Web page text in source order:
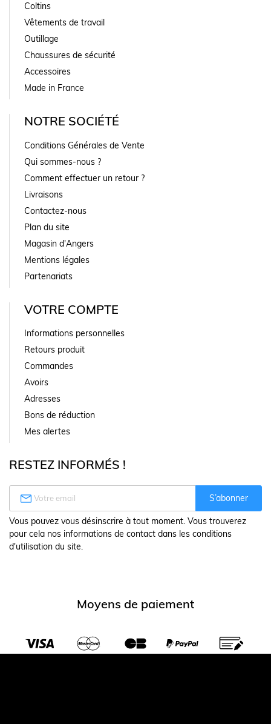
Coltins
Vêtements de travail
Outillage
Chaussures de sécurité
Accessoires
Made in France
NOTRE SOCIÉTÉ
Conditions Générales de Vente
Qui sommes-nous ?
Comment effectuer un retour ?
Livraisons
Contactez-nous
Plan du site
Magasin d'Angers
Mentions légales
Partenariats
VOTRE COMPTE
Informations personnelles
Retours produit
Commandes
Avoirs
Adresses
Bons de réduction
Mes alertes
RESTEZ INFORMÉS !
 S’abonner
Vous pouvez vous désinscrire à tout moment. Vous trouverez
pour cela nos informations de contact dans les conditions
d'utilisation du site.
Moyens de paiement